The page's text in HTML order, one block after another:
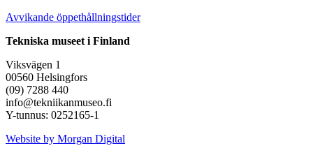
Avvikande öppethållningstider
Tekniska museet i Finland
Viksvägen 1
00560 Helsingfors
(09) 7288 440
info@tekniikanmuseo.fi
Y-tunnus: 0252165-1
Instagram
Facebook
Youtube
Website by Morgan Digital